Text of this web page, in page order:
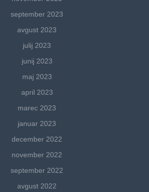
september 2023
avgust 2023
julij 2023
junij 2023
maj 2023
april 2023
marec 2023
januar 2023
december 2022
november 2022
september 2022
avgust 2022